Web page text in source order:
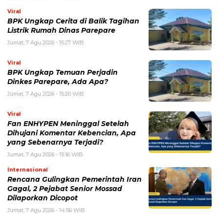
Viral
BPK Ungkap Cerita di Balik Tagihan
Listrik Rumah Dinas Parepare
Jumat, 7 Agu 2026 - 15:27 WIB
Viral
BPK Ungkap Temuan Perjadin
Dinkes Parepare, Ada Apa?
Jumat, 7 Agu 2026 - 15:20 WIB
Viral
Fan ENHYPEN Meninggal Setelah
Dihujani Komentar Kebencian, Apa
yang Sebenarnya Terjadi?
Jumat, 7 Agu 2026 - 15:16 WIB
Internasional
Rencana Gulingkan Pemerintah Iran
Gagal, 2 Pejabat Senior Mossad
Dilaporkan Dicopot
Jumat, 7 Agu 2026 - 14:56 WIB